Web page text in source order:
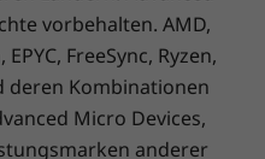
vorbehalten. AMD,
FreeSync, Ryzen,
deren Kombinationen
Micro Devices,
anderer